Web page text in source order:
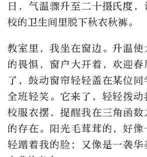
日，气温骤升至二十摄氏度
校的卫生间里脱下秋衣秋裤。
教室里，我坐在窗边。升温
的畏惧，窗户大开着，欢迎
了，鼓动窗帘轻轻盖在某位
全班轻笑。它来了，轻轻拨
校服衣摆，提醒我在三角函
的存在。阳光毛茸茸的，好
轻蹭着我的脸；又像是一袭